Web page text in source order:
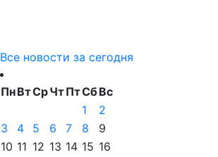
Все новости за сегодня
ПнВтСрЧтПтСбВс
1
2
3
4 5 6 7 8
9
10 11 12 13 14 15 16